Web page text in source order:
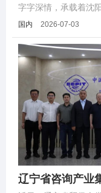
字字深情，承载着沈
感恩之心。
国内 2026-07-03
辽宁省咨询产业